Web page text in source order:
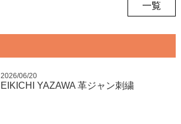
一覧
2026/06/20
EIKICHI YAZAWA 革ジャン刺繍